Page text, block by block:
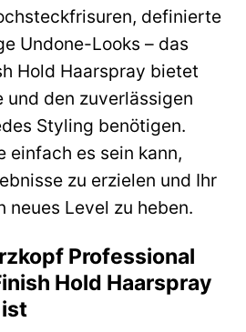
definierte
Undone-Looks – das
Hold Haarspray bietet
und den zuverlässigen
Styling benötigen.
einfach es sein kann,
zu erzielen und Ihr
neues Level zu heben.
Professional
Hold Haarspray